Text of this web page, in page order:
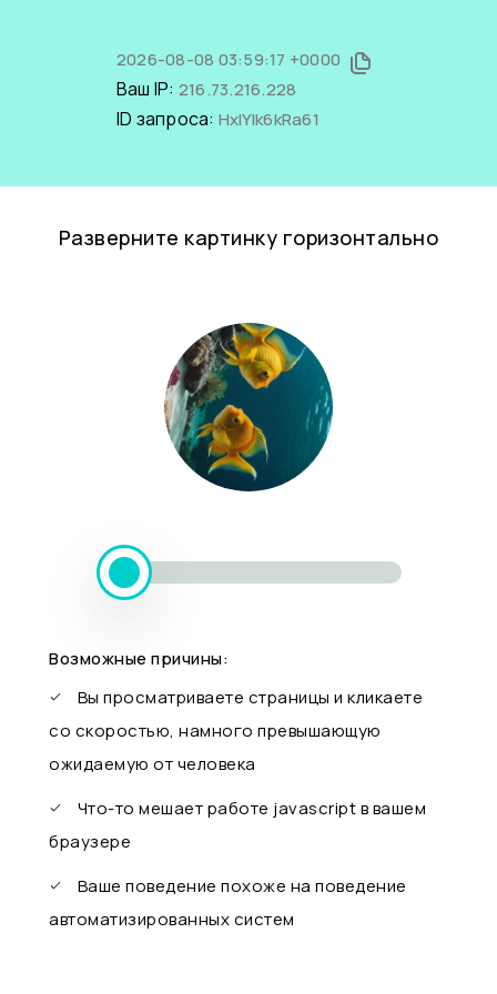
2026-08-08 03:59:17 +0000
Ваш IP: 216.73.216.228
ID запроса: HxIYIk6kRa61
Разверните картинку горизонтально
Возможные причины:
Вы просматриваете страницы и кликаете
со скоростью, намного превышающую
ожидаемую от человека
Что-то мешает работе javascript в вашем
браузере
Ваше поведение похоже на поведение
автоматизированных систем